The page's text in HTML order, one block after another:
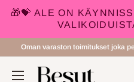
🎁💝 ALE ON
Oman varaston toimitukset joka
Besut.fi